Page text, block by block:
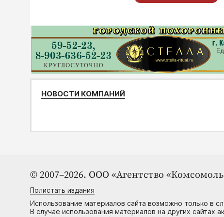
НОВОСТИ КОМПАНИЙ
© 2007–2026. ООО «Агентство
Полистать издания
Использование материалов сайта возможно только в
В случае использования материалов на других сайтах